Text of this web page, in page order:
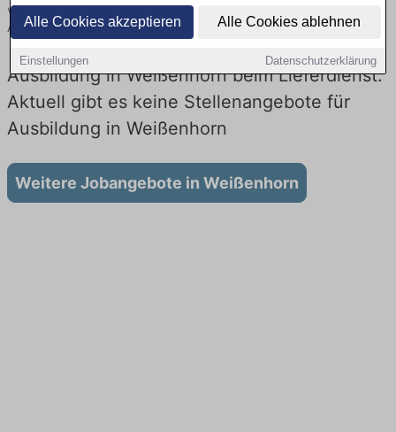
Alle Cookies akzeptieren Alle Cookies ablehnen
Einstellungen Datenschutzerklärung
von namhaften Firmen. Entdecken Sie freie Optionen von Top-
Arbeitgebern und bewerben Sie sich noch heute.
Ausbildung in Weißenhorn beim Lieferdienst:
Aktuell gibt es keine Stellenangebote für
Ausbildung in Weißenhorn
Weitere Jobangebote in Weißenhorn